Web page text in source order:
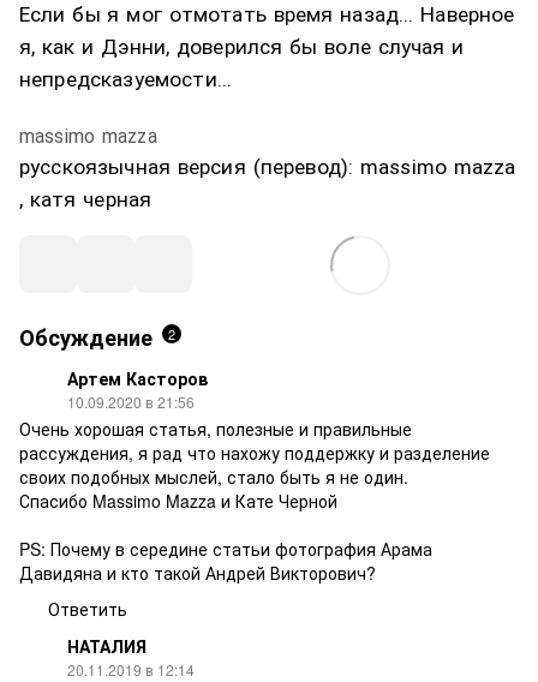
Если бы я мог отмотать время назад... Наверное
я, как и Дэнни, доверился бы воле случая и
непредсказуемости...
massimo mazza
русскоязычная версия (перевод): massimo mazza
, катя черная
Обсуждение 2
Артем Касторов
10.09.2020 в 21:56
Очень хорошая статья, полезные и правильные
рассуждения, я рад что нахожу поддержку и разделение
своих подобных мыслей, стало быть я не один.
Спасибо Massimo Mazza и Кате Черной
PS: Почему в середине статьи фотография Арама
Давидяна и кто такой Андрей Викторович?
Ответить
НАТАЛИЯ
20.11.2019 в 12:14